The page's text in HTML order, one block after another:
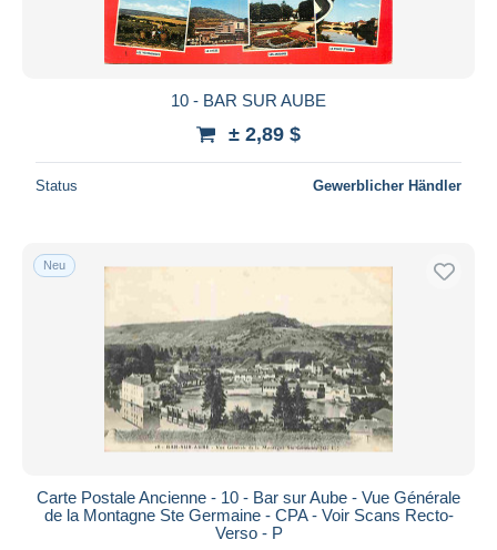
10 - BAR SUR AUBE
± 2,89 $
Status Gewerblicher Händler
Neu
Carte Postale Ancienne - 10 - Bar sur Aube - Vue Générale
de la Montagne Ste Germaine - CPA - Voir Scans Recto-
Verso - P